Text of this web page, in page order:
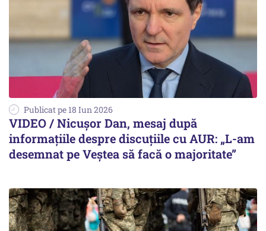
Publicat pe 18 Iun 2026
VIDEO / Nicușor Dan, mesaj după
informațiile despre discuțiile cu AUR: „L-am
desemnat pe Veștea să facă o majoritate”